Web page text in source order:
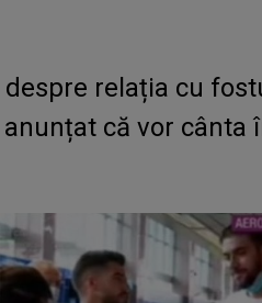
relația cu
că vor